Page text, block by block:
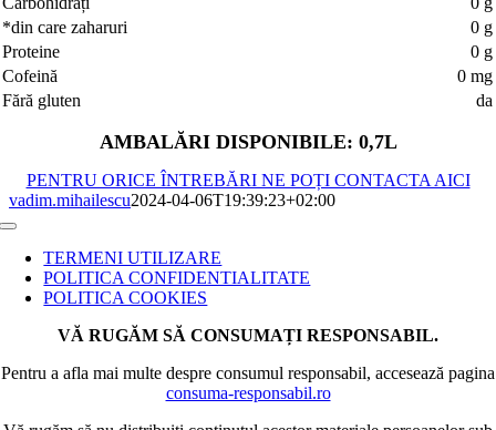
*din care zaharuri
0 g
Proteine
0 g
Cofeină
0 mg
Fără gluten
da
AMBALĂRI DISPONIBILE: 0,7L
PENTRU ORICE ÎNTREBĂRI NE POȚI CONTACTA AICI
vadim.mihailescu2024-04-06T19:39:23+02:00
Toggle
NavigationTERMENI UTILIZARE
POLITICA CONFIDENTIALITATE
POLITICA COOKIES
VĂ RUGĂM SĂ CONSUMAȚI RESPONSABIL.
Pentru a afla mai multe despre consumul responsabil, accesează pagina
consuma-responsabil.ro